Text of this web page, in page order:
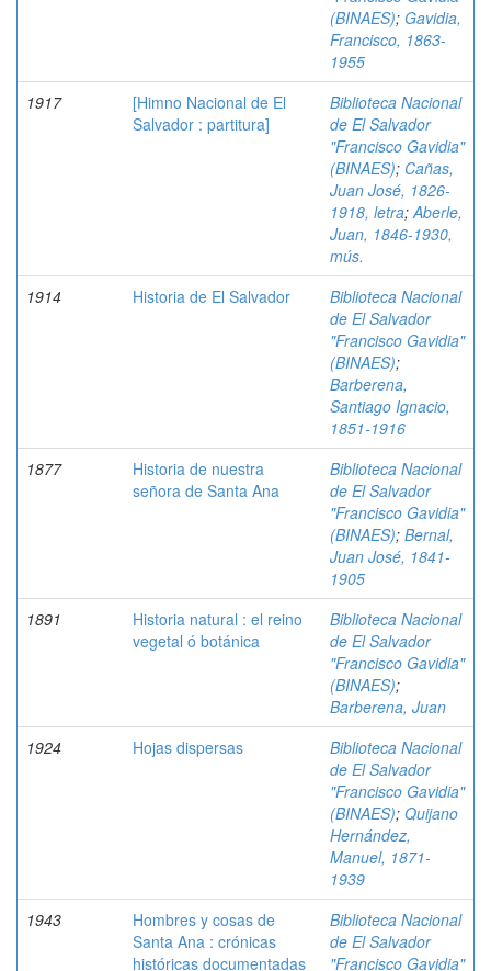
(BINAES); Gavidia,
Francisco, 1863-
1955
1917
[Himno Nacional de El
Salvador : partitura]
Biblioteca Nacional
de El Salvador
"Francisco Gavidia"
(BINAES); Cañas,
Juan José, 1826-
1918, letra;Aberle,
Juan, 1846-1930,
mús.
1914
Historia de El Salvador
Biblioteca Nacional
de El Salvador
"Francisco Gavidia"
(BINAES);
Barberena,
Santiago Ignacio,
1851-1916
1877
Historia de nuestra
señora de Santa Ana
Biblioteca Nacional
de El Salvador
"Francisco Gavidia"
(BINAES); Bernal,
Juan José, 1841-
1905
1891
Historia natural : el reino
vegetal ó botánica
Biblioteca Nacional
de El Salvador
"Francisco Gavidia"
(BINAES);
Barberena, Juan
1924
Hojas dispersas
Biblioteca Nacional
de El Salvador
"Francisco Gavidia"
(BINAES); Quijano
Hernández,
Manuel, 1871-
1939
1943
Hombres y cosas de
Santa Ana : crónicas
históricas documentadas
Biblioteca Nacional
de El Salvador
"Francisco Gavidia"